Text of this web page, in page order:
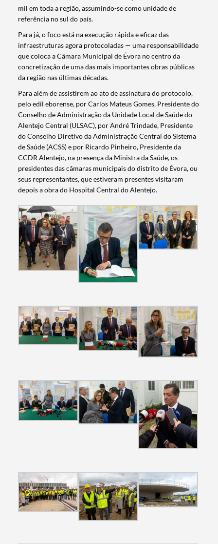
Termo de Pesquisa
Categorias gerais
Filtros
mil em toda a região, assumindo-se como unidade de
referência no sul do país.
Para já, o foco está na execução rápida e eficaz das
infraestruturas agora protocoladas — uma responsabilidade
que coloca a Câmara Municipal de Évora no centro da
concretização de uma das mais importantes obras públicas
da região nas últimas décadas.
Para além de assistirem ao ato de assinatura do protocolo,
pelo edil eborense, por Carlos Mateus Gomes, Presidente do
Conselho de Administração da Unidade Local de Saúde do
Alentejo Central (ULSAC), por André Trindade, Presidente
do Conselho Diretivo da Administração Central do Sistema
de Saúde (ACSS) e por Ricardo Pinheiro, Presidente da
CCDR Alentejo, na presença da Ministra da Saúde, os
presidentes das câmaras municipais do distrito de Évora, ou
seus representantes, que estiveram presentes visitaram
depois a obra do Hospital Central do Alentejo.